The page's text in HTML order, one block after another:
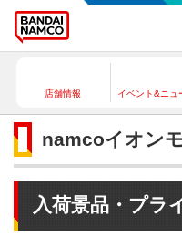
店舗情報 イベント&ニュ
namcoイオン
入荷景品・プラ